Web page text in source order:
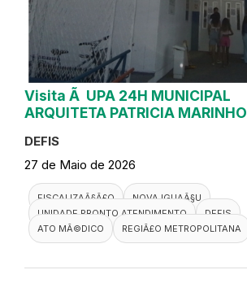
Visita Ã UPA 24H MUNICIPAL
ARQUITETA PATRICIA MARINHO
DEFIS
27 de Maio de 2026
FISCALIZAÃ§Ã£O
NOVA IGUAÃ§U
UNIDADE PRONTO ATENDIMENTO
DEFIS
ATO MÃ©DICO
REGIÃ£O METROPOLITANA